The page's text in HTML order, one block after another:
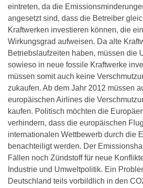
eintreten, da die
angesetzt sind, dass die Betreiber
Kraftwerken investieren können, die
Wirkungsgrad aufweisen. Da alte
Betriebslaufzeiten haben, müssen die
sowieso in neue fossile Kraftwerke
müssen somit auch keine
zukaufen. Ab dem Jahr 2012 müssen
europäischen Airlines die
kaufen. Politisch möchten die
verhindern, dass die europäischen
internationalen Wettbewerb durch die
benachteiligt werden. Der
Fällen noch Zündstoff für neue
Industrie und Umweltpolitik. Ein
Deutschland teils vorbildlich in den